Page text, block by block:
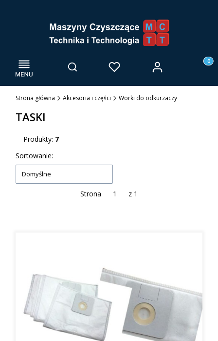
Menu Otwórz wyszukiwarkę
Szukaj Ulubione Zaloguj się
Strona główna Akcesoria i części Worki do odkurzaczy
TASKI
Produkty: 7
Lista produktów
Sortowanie:
Domyślne
Strona z 1